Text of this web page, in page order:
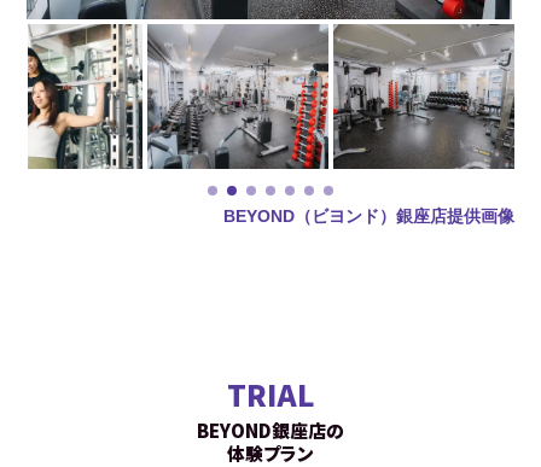
BEYOND（ビヨンド）銀座店提供画像
TRIAL
BEYOND銀座店の
体験プラン